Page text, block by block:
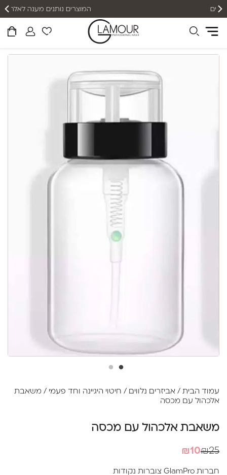
המוצרים נותנים מענה לאלרגיות
עמוד הבית / אביזרים נלווים / חיטוי היגיינה וחד פעמי / משאבת
אלכהול עם מכסה
משאבת אלכהול עם מכסה
₪25
המחיר₪10
המחיר
חברות GlamPro צוברות נקודות